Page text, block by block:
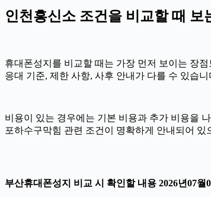
인천흥신소 조건을 비교할 때 보
휴대폰성지를 비교할 때는 가장 먼저 보이는 장
응대 기준, 제한 사항, 사후 안내가 다를 수 있습
비용이 있는 경우에는 기본 비용과 추가 비용을
포하수구막힘 관련 조건이 명확하게 안내되어
부산휴대폰성지 비교 시 확인할 내용 2026년07월